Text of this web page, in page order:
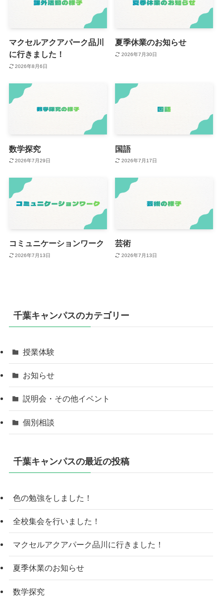
マクセルアクアパーク品川
に行きました！
2026年8月6日
夏季休業のお知らせ
2026年7月30日
数学探究
2026年7月29日
国語
2026年7月17日
コミュニケーションワーク
2026年7月13日
芸術
2026年7月13日
千葉キャンパスのカテゴリー
授業体験
お知らせ
説明会・その他イベント
個別相談
千葉キャンパスの最近の投稿
色の勉強をしました！
全校集会を行いました！
マクセルアクアパーク品川に行きました！
夏季休業のお知らせ
数学探究